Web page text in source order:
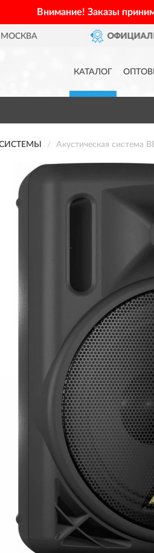
Внимание! Заказы
МОСКВА
ДИЛЕР BEHRINGER В РОССИИ
КАТАЛОГ
Акустическая система